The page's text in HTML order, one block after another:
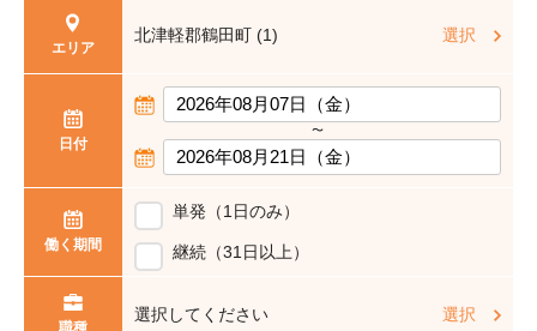
エリア
北津軽郡鶴田町 (1) 選択
日付
〜
働く期間
単発（1日のみ）
継続（31日以上）
選択してください 選択